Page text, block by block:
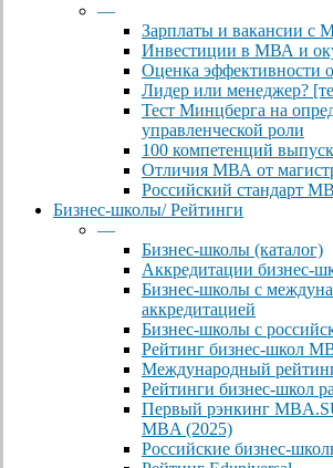
—
Зарплаты и вакансии с
Инвестиции в МВА и
Оценка эффективности
Лидер или менеджер?
Тест Минцберга на
управленческой роли
100 компетенций
Отличия МВА от
Российский стандарт
Бизнес-школы/ Рейтинги
—
Бизнес-школы (каталог)
Аккредитации бизнес-
Бизнес-школы с
аккредитацией
Бизнес-школы с
Рейтинг бизнес-школ
Международный
Рейтинги бизнес-школ
Первый рэнкинг
MBA (2025)
Российские бизнес-